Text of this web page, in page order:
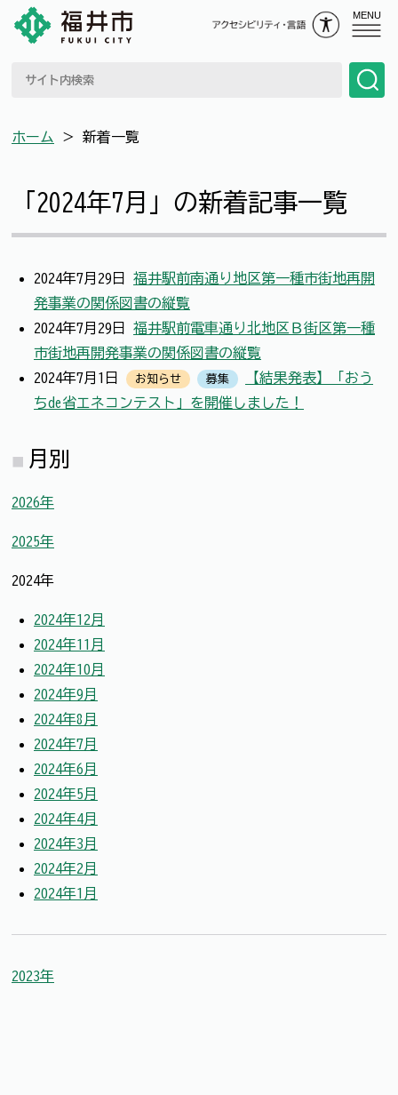
MENU
ホーム ＞ 新着一覧
「2024年7月」の新着記事一覧
2024年7月29日
福井駅前南通り地区第一種市街地再開
発事業の関係図書の縦覧
2024年7月29日
福井駅前電車通り北地区Ｂ街区第一種
市街地再開発事業の関係図書の縦覧
2024年7月1日
お知らせ 募集
【結果発表】「おう
ちde省エネコンテスト」を開催しました！
月別
2026年
2025年
2024年
2024年12月
2024年11月
2024年10月
2024年9月
2024年8月
2024年7月
2024年6月
2024年5月
2024年4月
2024年3月
2024年2月
2024年1月
2023年